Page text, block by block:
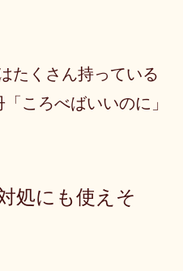
たくさん持っている
ころべばいいのに」
処にも使えそ